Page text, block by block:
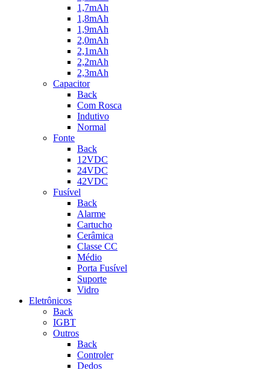
1,7mAh
1,8mAh
1,9mAh
2,0mAh
2,1mAh
2,2mAh
2,3mAh
Capacitor
Back
Com Rosca
Indutivo
Normal
Fonte
Back
12VDC
24VDC
42VDC
Fusível
Back
Alarme
Cartucho
Cerâmica
Classe CC
Médio
Porta Fusível
Suporte
Vidro
Eletrônicos
Back
IGBT
Outros
Back
Controler
Dedos